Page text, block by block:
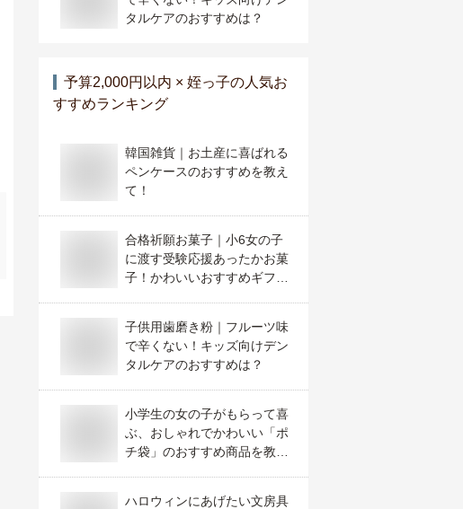
タルケアのおすすめは？
予算2,000円以内 × 姪っ子の人気お
すすめランキング
韓国雑貨｜お土産に喜ばれる
ペンケースのおすすめを教え
て！
合格祈願お菓子｜小6女の子
に渡す受験応援あったかお菓
子！かわいいおすすめギフト
子供用歯磨き粉｜フルーツ味
で辛くない！キッズ向けデン
タルケアのおすすめは？
小学生の女の子がもらって喜
ぶ、おしゃれでかわいい「ポ
チ袋」のおすすめ商品を教え
ハロウィンにあげたい文房具